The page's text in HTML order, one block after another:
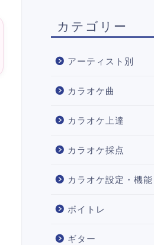
カテゴリー
アーティスト別
カラオケ曲
カラオケ上達
カラオケ採点
カラオケ設定・機能
ボイトレ
ギター